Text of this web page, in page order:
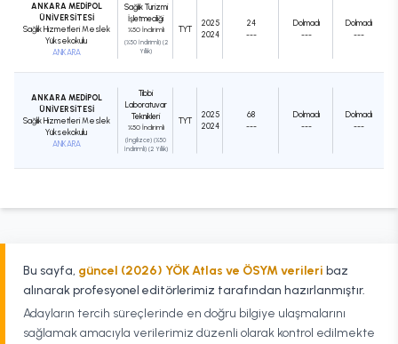
ANKARA MEDİPOL
ÜNİVERSİTESİ
Sağlık Hizmetleri Meslek
Yüksekokulu
ANKARA
Sağlık Turizmi
İşletmeciliği
%50 İndirimli
(%50 İndirimli) (2
Yıllık)
TYT
2025
2024
24
---
Dolmadı
---
Dolmadı
---
ANKARA MEDİPOL
ÜNİVERSİTESİ
Sağlık Hizmetleri Meslek
Yüksekokulu
ANKARA
Tıbbi
Laboratuvar
Teknikleri
%50 İndirimli
(İngilizce) (%50
İndirimli) (2 Yıllık)
TYT
2025
2024
68
---
Dolmadı
---
Dolmadı
---
Bu sayfa, güncel (2026) YÖK Atlas ve ÖSYM verileri baz
alınarak profesyonel editörlerimiz tarafından hazırlanmıştır.
Adayların tercih süreçlerinde en doğru bilgiye ulaşmalarını
sağlamak amacıyla verilerimiz düzenli olarak kontrol edilmekte